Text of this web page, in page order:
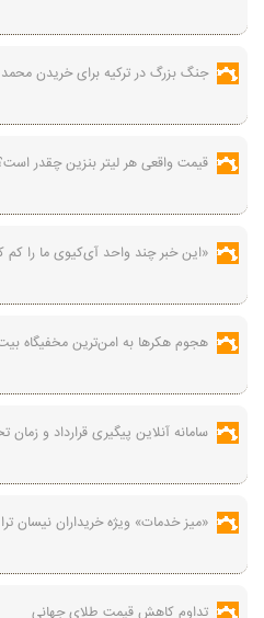
جنگ بزرگ در ترکیه برای خریدن
قیمت واقعی هر لیتر بنزین چقدر
«این خبر چند واحد آی‌کیوی ما را کم
هجوم هکرها به امن‌ترین مخفیگاه
سامانه آنلاین پیگیری قرارداد‌ و
«میز خدمات» ویژه خریداران نیسان
تداوم کاهش قیمت طلای جهانی